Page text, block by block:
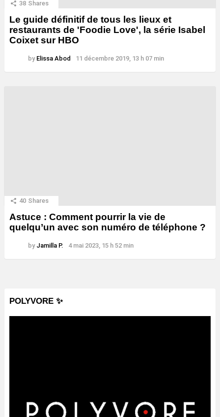
38 Shares
Le guide définitif de tous les lieux et
restaurants de 'Foodie Love', la série Isabel
Coixet sur HBO
by Elissa Abod 11 décembre 2019, 13 h 07 min
40 Shares
Astuce : Comment pourrir la vie de
quelqu’un avec son numéro de téléphone ?
by Jamilla P. 4 mai 2023, 15 h 52 min
POLYVORE ✨